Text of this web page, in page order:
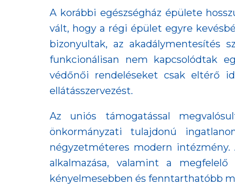
A korábbi egészségház épülete
vált, hogy a régi épület egyre
bizonyultak, az
funkcionálisan nem kapcsolódtak
védőnői rendeléseket csak eltérő
ellátásszervezést.
Az uniós támogatással
önkormányzati tulajdonú
négyzetméteres modern
alkalmazása, valamint a
kényelmesebben és fenntarthatóbb